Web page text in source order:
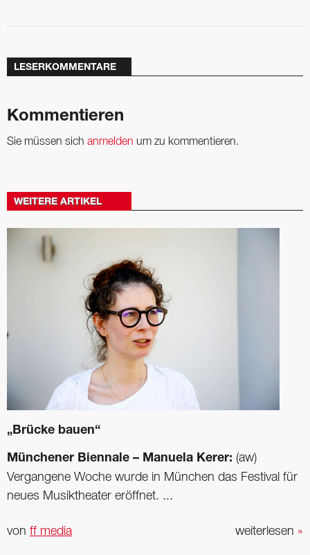
LESERKOMMENTARE
Kommentieren
Sie müssen sich anmelden um zu kommentieren.
WEITERE ARTIKEL
„Brücke bauen“
Münchener Biennale – Manuela Kerer: (aw)
Vergangene Woche ­wurde in München das Festival für
neues Musiktheater ­eröffnet. ...
weiterlesen »
von ff media